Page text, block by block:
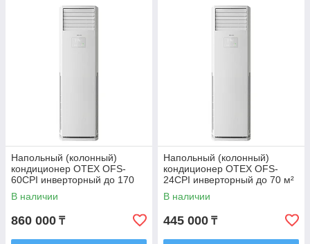
Напольный (колонный)
кондиционер OTEX OFS-
60CPI инверторный до 170
м² + монтажный комплект
В наличии
860 000 ₸
Напольный (колонный)
кондиционер OTEX OFS-
24CPI инверторный до 70 м²
+ монтажный комплект
В наличии
445 000 ₸